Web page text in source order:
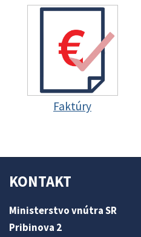
Faktúry
KONTAKT
Ministerstvo vnútra SR
Pribinova 2